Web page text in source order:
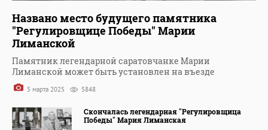
Названо место будущего памятника
"Регулировщице Победы" Марии
Лиманской
Памятник легендарной саратовчанке Марии
Лиманской может быть установлен на въезде
5 марта 2025 5848
Скончалась легендарная "Регулировщица
Победы" Мария Лиманская